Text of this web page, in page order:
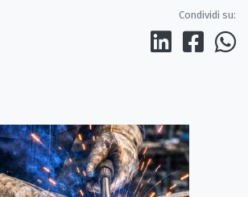
Condividi su: